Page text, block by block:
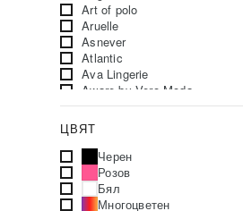
Art of polo
Aruelle
Asnever
Atlantic
Ava Lingerie
Aware by Vero Moda
BADU
BASIC FEEL GOOD
BERRAK
BETSY
Babell
Babella
Bama
ЦВЯТ
Черен
Розов
Бял
Многоцветен